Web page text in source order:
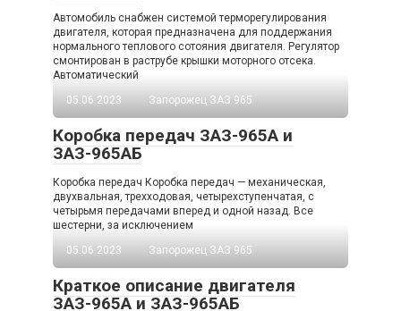
Автомобиль снабжен системой терморегулирования
двигателя, которая предназначена для поддержания
нормального теплового сотояния двигателя. Регулятор
смонтирован в раструбе крышки моторного отсека.
Автоматический
05.06.2023
Запорожец ЗАЗ 965
Коробка передач ЗАЗ-965А и
ЗАЗ-965АБ
Коробка передач Коробка передач — механическая,
двухвальная, трехходовая, четырехступенчатая, с
четырьмя передачами вперед и одной назад. Все
шестерни, за исключением
05.06.2023
Запорожец ЗАЗ 965
Краткое описание двигателя
ЗАЗ-965А и ЗАЗ-965АБ